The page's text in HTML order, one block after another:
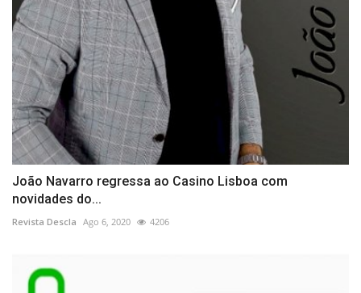
João Navarro regressa ao Casino Lisboa com
novidades do...
Revista Descla Ago 6, 2020 4206